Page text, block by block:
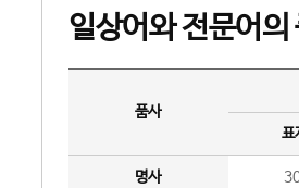
일상어와 전문어의
품사
표
명사